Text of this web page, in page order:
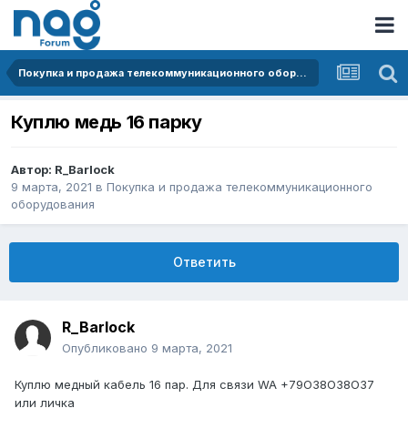
Покупка и продажа телекоммуникационного оборудования
Куплю медь 16 парку
Автор: R_Barlock
9 марта, 2021 в Покупка и продажа телекоммуникационного
оборудования
Ответить
R_Barlock
Опубликовано 9 марта, 2021
Куплю медный кабель 16 пар. Для связи WA +79О38О38О37
или личка